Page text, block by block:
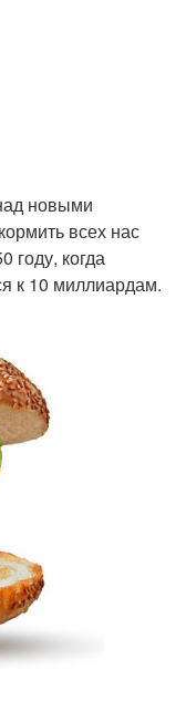
новыми
всех нас
году, когда
к 10 миллиардам.